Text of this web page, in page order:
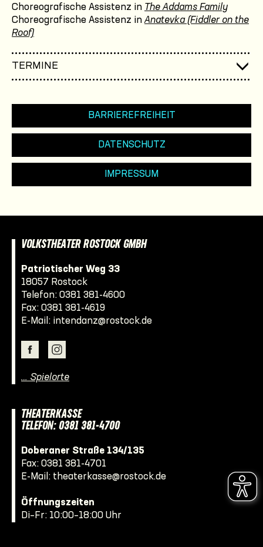
Choreografische Assistenz in The Addams Family
Choreografische Assistenz in Anatevka (Fiddler on the
Roof)
TERMINE
BARRIEREFREIHEIT
DATENSCHUTZ
IMPRESSUM
VOLKSTHEATER ROSTOCK GMBH
Patriotischer Weg 33
18057 Rostock
Telefon: 0381 381-4600
Fax: 0381 381-4619
E-Mail: intendanz@rostock.de
… Spielorte
THEATERKASSE
TELEFON: 0381 381-4700
Doberaner Straße 134/135
Fax: 0381 381-4701
E-Mail: theaterkasse@rostock.de
Öffnungszeiten
Di–Fr: 10:00–18:00 Uhr